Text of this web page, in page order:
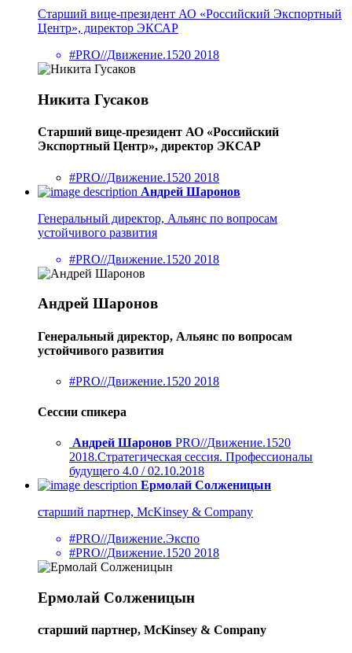
Старший вице-президент АО «Российский Экспортный
Центр», директор ЭКСАР
#PRO//Движение.1520 2018
Никита Гусаков
Старший вице-президент АО «Российский
Экспортный Центр», директор ЭКСАР
#PRO//Движение.1520 2018
Андрей Шаронов
Генеральный директор, Альянс по вопросам
устойчивого развития
#PRO//Движение.1520 2018
Андрей Шаронов
Генеральный директор, Альянс по вопросам
устойчивого развития
#PRO//Движение.1520 2018
Сессии спикера
Андрей Шаронов PRO//Движение.1520
2018.Стратегическая сессия. Професcионалы
будущего 4.0 / 02.10.2018
Ермолай Солженицын
старший партнер, McKinsey & Company
#PRO//Движение.Экспо
#PRO//Движение.1520 2018
Ермолай Солженицын
старший партнер, McKinsey & Company